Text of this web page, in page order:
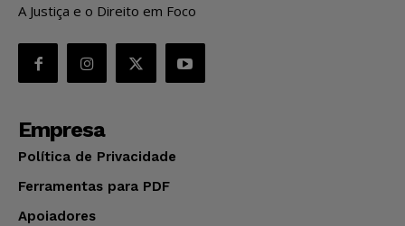
A Justiça e o Direito em Foco
Empresa
Política de Privacidade
Ferramentas para PDF
Apoiadores